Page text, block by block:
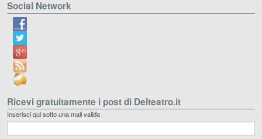
Social Network
Ricevi gratuitamente i post di Delteatro.it
Inserisci qui sotto una mail valida